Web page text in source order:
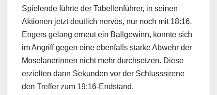
Spielende führte der Tabellenführer, in seinen
Aktionen jetzt deutlich nervös, nur noch mit 18:16.
Engers gelang erneut ein Ballgewinn, konnte sich
im Angriff gegen eine ebenfalls starke Abwehr der
Moselanerinnen nicht mehr durchsetzen. Diese
erzielten dann Sekunden vor der Schlusssirene
den Treffer zum 19:16-Endstand.